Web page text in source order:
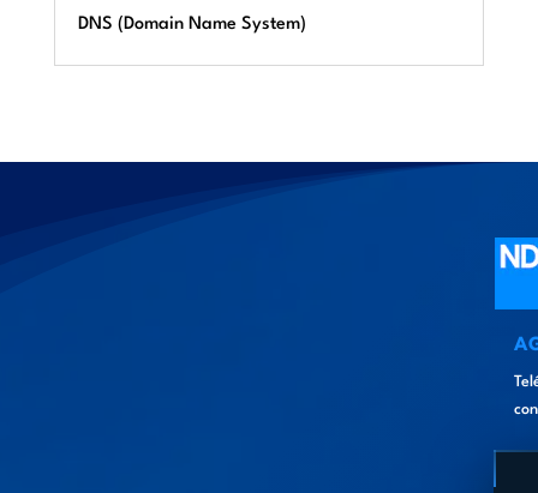
DNS (Domain Name System)